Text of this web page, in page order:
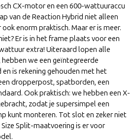
CX-motor en een 600-wattuuraccu
van de Reaction Hybrid niet alleen
enorm praktisch. Maar er is meer.
Er is in het frame plaats voor een
extra! Uiteraard lopen alle
we een geïntegreerde
is rekening gehouden met het
dropperpost, spatborden, een
Ook praktisch: we hebben een X-
zodat je supersimpel een
kunt monteren. Tot slot en zeker niet
Split-maatvoering is er voor